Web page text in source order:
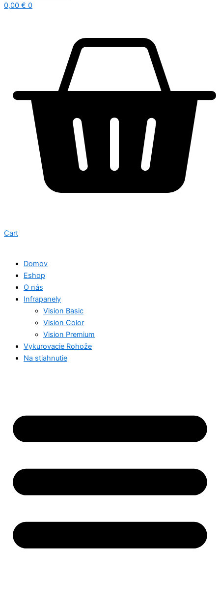
0,00 € 0
Cart
Domov
Eshop
O nás
Infrapanely
Vision Basic
Vision Color
Vision Premium
Vykurovacie Rohože
Na stiahnutie